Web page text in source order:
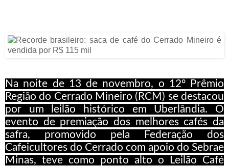
Na noite de 13 de novembro, o 12º Prêmio
Região do Cerrado Mineiro (RCM) se destacou
por um leilão histórico em Uberlândia. O
evento de premiação dos melhores cafés da
safra, promovido pela Federação dos
Cafeicultores do Cerrado com apoio do Sebrae
Minas, teve como ponto alto o Leilão Café